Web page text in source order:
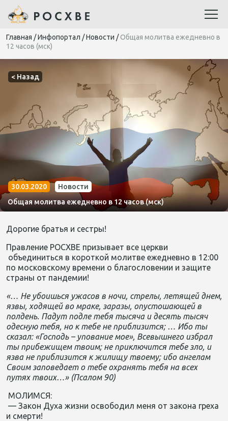
Главная /Инфопортал /Новости /Общая молитва ежедневно в
12 часов (мск)
< Назад
30.03.2020
Новости
Общая молитва ежедневно в 12 часов (мск)
Дорогие братья и сестры!
Правление РОСХВЕ призывает все церкви
объединиться в короткой молитве ежедневно в 12:00
по московскому времени о благословении и защите
страны от пандемии!
«… Не убоишься ужасов в ночи, стрелы, летящей днем,
язвы, ходящей во мраке, заразы, опустошающей в
полдень. Падут подле тебя тысяча и десять тысяч
одесную тебя, но к тебе не приблизится; … Ибо ты
сказал: «Господь – упование мое», Всевышнего избрал
ты прибежищем твоим; не приключится тебе зло, и
язва не приблизится к жилищу твоему; ибо ангелам
Своим заповедает о тебе охранять тебя на всех
путях твоих…» (Псалом 90)
МОЛИМСЯ:
— Закон Духа жизни освободил меня от закона греха
и смерти!